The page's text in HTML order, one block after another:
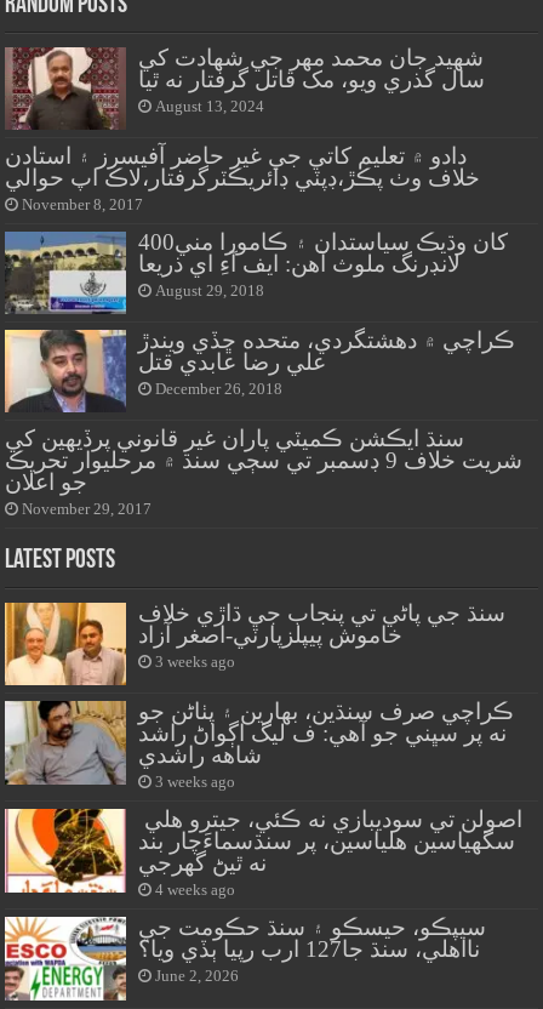
شهيد جان محمد مهر جي شهادت کي
سال گذري ويو، مک قاتل گرفتار نه ٿيا
August 13, 2024
دادو ۾ تعليم کاتي جي غير حاضر آفيسرز ۽ استادن
خلاف وٺ پڪڙ،ڊپٽي ڊائريڪٽرگرفتار،لاڪ اپ حوالي
November 8, 2017
400کان وڌيڪ سياستدان ۽ ڪامورا مني
لانڊرنگ ملوث آهن: ايف آءِ اي ذريعا
August 29, 2018
ڪراچي ۾ دهشتگردي، متحده ڇڏي ويندڙ
علي رضا عابدي قتل
December 26, 2018
سنڌ ايڪشن ڪميٽي پاران غير قانوني پرڏيهين کي
شريت خلاف 9 ڊسمبر تي سڄي سنڌ ۾ مرحليوار تحريڪ
جو اعلان
November 29, 2017
Latest Posts
سنڌ جي پاڻي تي پنجاب جي ڌاڙي خلاف
خاموش پيپلزپارٽي-اصغر آزاد
3 weeks ago
ڪراچي صرف سنڌين، بهارين ۽ پٺاڻن جو
نه پر سڀني جو آهي: ف ليگ اڳواڻ راشد
شاهه راشدي
3 weeks ago
سگهياسين هلياسين، پر سنڌسماءَچار بند
نه ٿيڻ گهرجي
4 weeks ago
سيپڪو، حيسڪو ۽ سنڌ حڪومت جي
نااهلي، سنڌ جا127 ارب رپيا ٻڏي ويا؟
June 2, 2026